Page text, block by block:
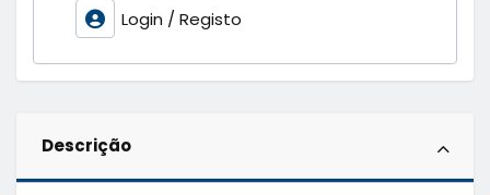
Login / Registo
Descrição